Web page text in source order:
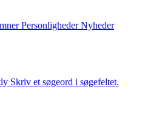
Personligheder Nyheder
Skriv et søgeord i søgefeltet.